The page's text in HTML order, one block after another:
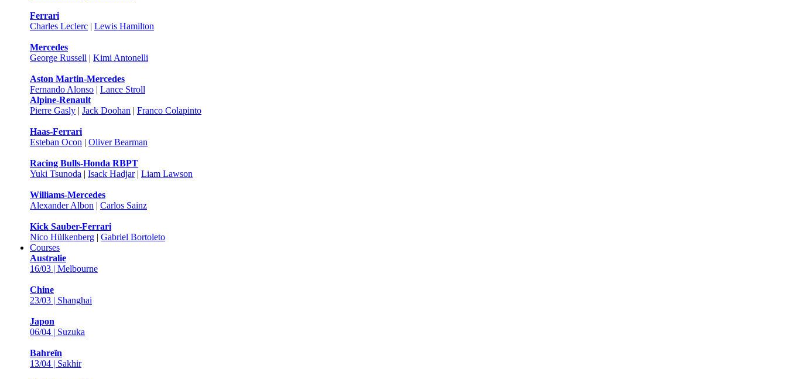
Ferrari
Charles Leclerc | Lewis Hamilton
Mercedes
George Russell | Kimi Antonelli
Aston Martin-Mercedes
Fernando Alonso | Lance Stroll
Alpine-Renault
Pierre Gasly | Jack Doohan | Franco Colapinto
Haas-Ferrari
Esteban Ocon | Oliver Bearman
Racing Bulls-Honda RBPT
Yuki Tsunoda | Isack Hadjar| Liam Lawson
Williams-Mercedes
Alexander Albon | Carlos Sainz
Kick Sauber-Ferrari
Nico Hülkenberg | Gabriel Bortoleto
Courses
Australie
16/03 | Melbourne
Chine
23/03 | Shanghai
Japon
06/04 | Suzuka
Bahreïn
13/04 | Sakhir